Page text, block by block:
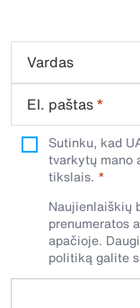
Vardas
El. paštas*
Sutinku, kad
tvarkytų mano
tikslais.
Naujienlaiškių
prenumeratos
apačioje.
politiką galite